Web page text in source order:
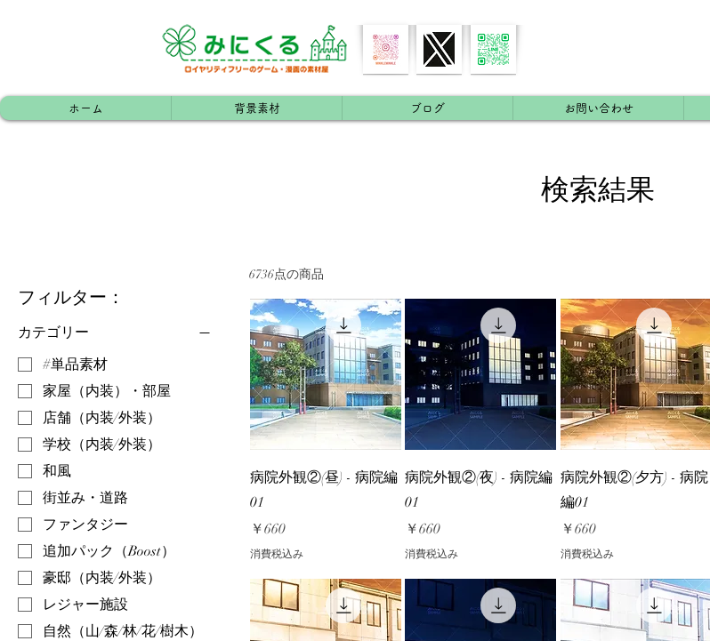
ホーム 背景素材 ブログ お問い合わせ
検索結果
フィルター：
カテゴリー
#単品素材
家屋（内装）・部屋
店舗（内装/外装）
学校（内装/外装）
和風
街並み・道路
ファンタジー
追加パック（Boost）
豪邸（内装/外装）
レジャー施設
自然（山/森/林/花/樹木）
6736点の商品
病院外観②(昼) - 病院編
01
価格
￥660
消費税込み
病院外観②(夜) - 病院編
01
価格
￥660
消費税込み
病院外観②(夕方) - 病院
編01
価格
￥660
消費税込み